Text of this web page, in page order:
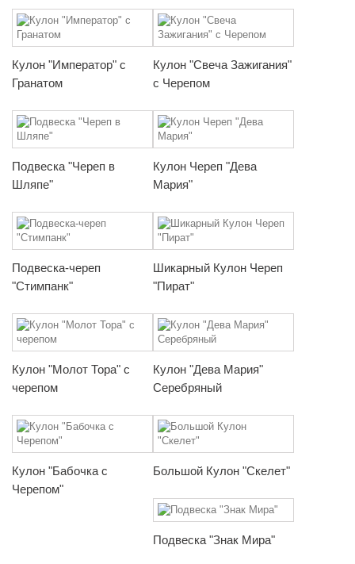
Кулон "Император" с
Гранатом
Кулон "Свеча Зажигания"
с Черепом
Подвеска "Череп в
Шляпе"
Кулон Череп "Дева
Мария"
Подвеска-череп
"Стимпанк"
Шикарный Кулон Череп
"Пират"
Кулон "Молот Тора" с
черепом
Кулон "Дева Мария"
Серебряный
Кулон "Бабочка с
Черепом"
Большой Кулон "Скелет"
Подвеска "Знак Мира"